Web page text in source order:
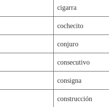
cigarra
cochecito
conjuro
consecutivo
consigna
construcción